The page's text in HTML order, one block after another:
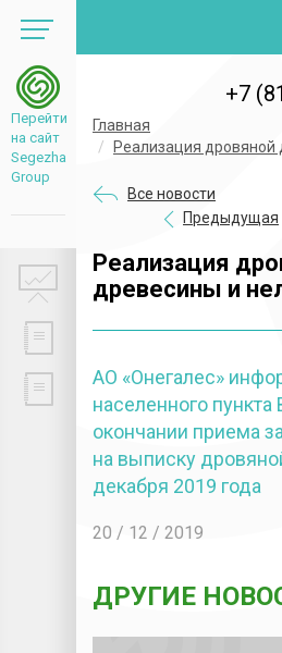
Перейти
на сайт
Segezha
Group
+7
Главная
Реализация дровяной
Все новости
Предыдущая
Реализация
древесины и
АО «Онегалес»
населенного
окончании приема
на выписку
декабря 2019 года
20 / 12 / 2019
ДРУГИЕ